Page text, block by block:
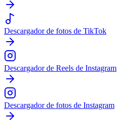
Descargador de fotos de TikTok
Descargador de Reels de Instagram
Descargador de fotos de Instagram